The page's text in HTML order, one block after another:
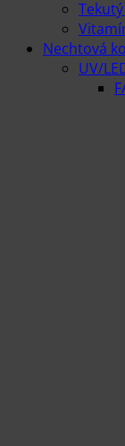
Nechtová
UV/